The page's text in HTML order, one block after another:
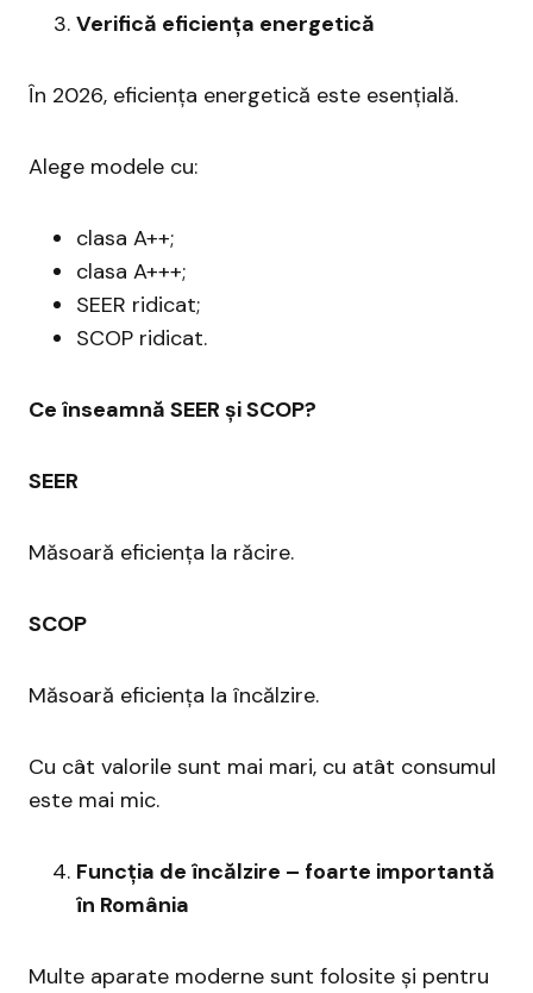
Verifică eficiența energetică
În 2026, eficiența energetică este esențială.
Alege modele cu:
clasa A++;
clasa A+++;
SEER ridicat;
SCOP ridicat.
Ce înseamnă SEER și SCOP?
SEER
Măsoară eficiența la răcire.
SCOP
Măsoară eficiența la încălzire.
Cu cât valorile sunt mai mari, cu atât consumul
este mai mic.
Funcția de încălzire – foarte importantă
în România
Multe aparate moderne sunt folosite și pentru